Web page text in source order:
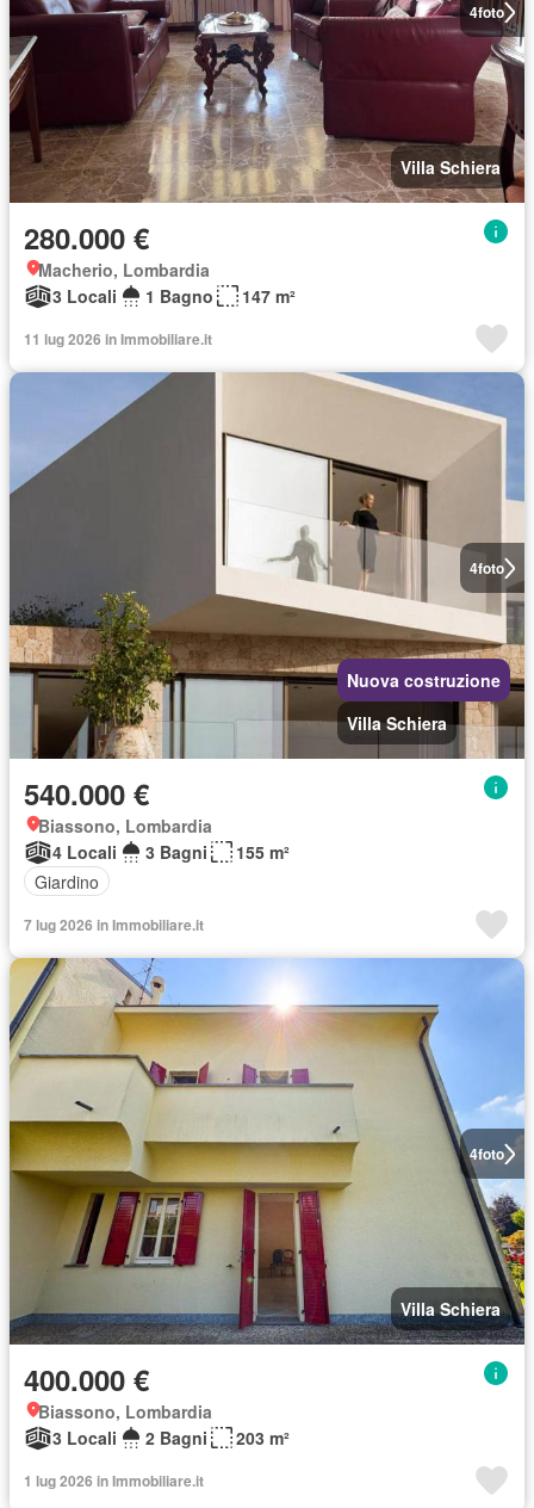
4foto
Villa Schiera
280.000 €
Macherio, Lombardia
3 Locali
1 Bagno 147 m²
11 lug 2026 in Immobiliare.it
4foto
Nuova costruzione
Villa Schiera
540.000 €
Biassono, Lombardia
4 Locali
3 Bagni
155 m²
Giardino
7 lug 2026 in Immobiliare.it
4foto
Villa Schiera
400.000 €
Biassono, Lombardia
3 Locali
2 Bagni 203 m²
1 lug 2026 in Immobiliare.it